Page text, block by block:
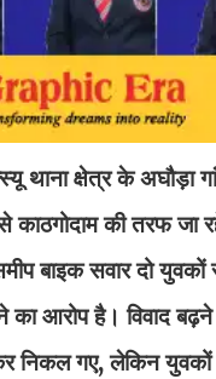
क्षेत्र के अघौड़ा
काठगोदाम की तरफ जा
बाइक सवार दो युवकों
आरोप है। विवाद बढ़ने
निकल गए, लेकिन